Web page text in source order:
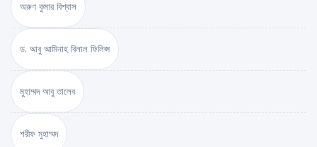
অরুণ কুমার বিশ্বাস
ড. আবু আমিনাহ বিলাল ফিলিপ্স
মুহাম্মদ আবু তালেব
শরীফ মুহাম্মদ